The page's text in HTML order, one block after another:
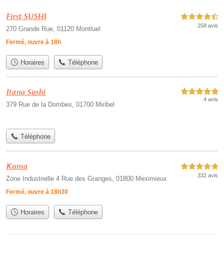
First SUSHI
270 Grande Rue, 01120 Montluel
Fermé, ouvre à 18h
4,5 étoiles sur 5
258 avis
Horaires Téléphone
Itana Sushi
379 Rue de la Dombes, 01700 Miribel
5,0 étoiles sur 5
4 avis
Téléphone
Kuma
Zone Industrielle 4 Rue des Granges, 01800 Meximieux
Fermé, ouvre à 18h30
5,0 étoiles sur 5
332 avis
Horaires Téléphone